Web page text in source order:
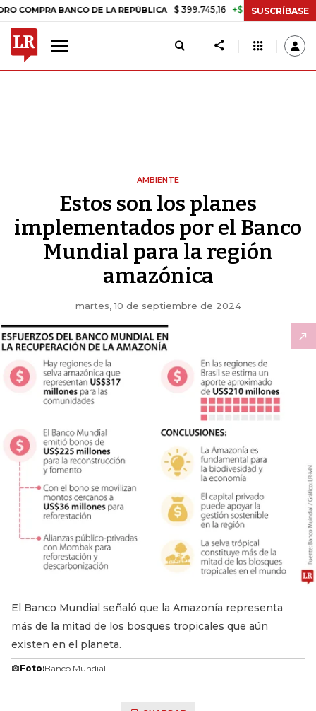
BANCO DE LA REPÚBLICA $ 399.745,16 +$ 2.295,71 +0,58%
SUSCRÍBASE
AMBIENTE
Estos son los planes
implementados por el Banco
Mundial para la región
amazónica
martes, 10 de septiembre de 2024
El Banco Mundial señaló que la Amazonía representa
más de la mitad de los bosques tropicales que aún
existen en el planeta.
Foto:Banco Mundial